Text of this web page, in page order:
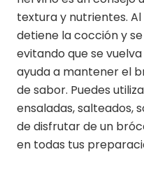
textura y nutrientes.
detiene la cocción y
evitando que se
ayuda a mantener el
de sabor. Puedes
ensaladas, salteados,
de disfrutar de un
en todas tus